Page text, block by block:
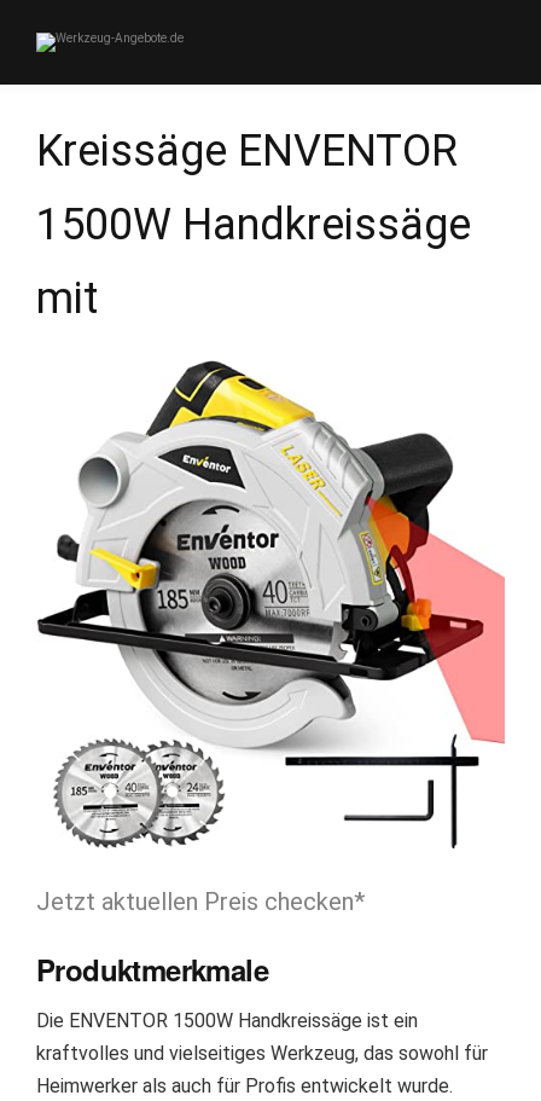
Kreissäge ENVENTOR
1500W Handkreissäge
mit
Jetzt aktuellen Preis checken*
Produktmerkmale
Die ENVENTOR 1500W Handkreissäge ist ein
kraftvolles und vielseitiges Werkzeug, das sowohl für
Heimwerker als auch für Profis entwickelt wurde.